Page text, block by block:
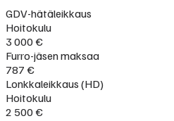
GDV-hätäleikkaus
Hoitokulu
3 000 €
Furro-jäsen maksaa
787 €
Lonkkaleikkaus (HD)
Hoitokulu
2 500 €